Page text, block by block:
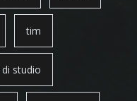
tim
studio